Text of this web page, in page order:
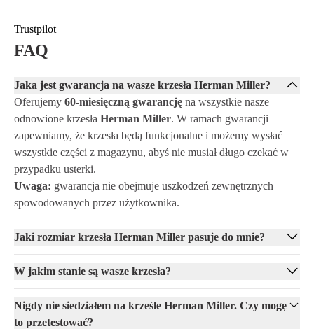
zmodernizować swoje miejsce pracy? W Offeco zamówisz Herman
możesz być pewny, że Twoje nowe krzesło biurowe będzie służyć przez
online i sam przekonaj się, jak to krzesło podnosi Twoją produktywność
i komfort siedzenia na wyższy poziom.
Trustpilot
FAQ
Jaka jest gwarancja na wasze krzesła Herman Miller?
Oferujemy 60-miesięczną gwarancję na wszystkie nasze
odnowione krzesła Herman Miller. W ramach gwarancji
zapewniamy, że krzesła będą funkcjonalne i możemy wysłać
wszystkie części z magazynu, abyś nie musiał długo czekać w
przypadku usterki.
Uwaga: gwarancja nie obejmuje uszkodzeń zewnętrznych
spowodowanych przez użytkownika.
Jaki rozmiar krzesła Herman Miller pasuje do mnie?
W jakim stanie są wasze krzesła?
Nigdy nie siedziałem na krześle Herman Miller. Czy mogę
to przetestować?